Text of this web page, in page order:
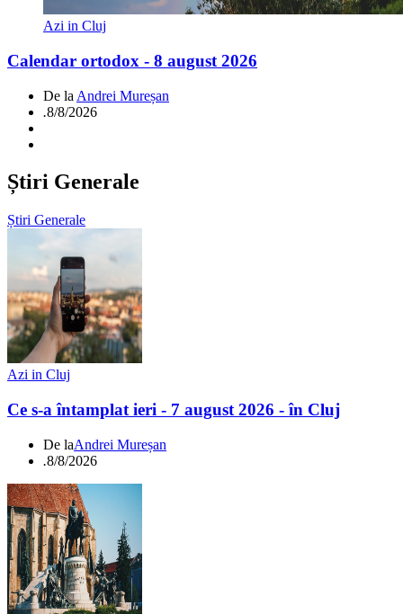
Azi in Cluj
Calendar ortodox - 8 august 2026
De la Andrei Mureșan
.8/8/2026
Știri Generale
Știri Generale
Azi in Cluj
Ce s-a întamplat ieri - 7 august 2026 - în Cluj
De laAndrei Mureșan
.8/8/2026